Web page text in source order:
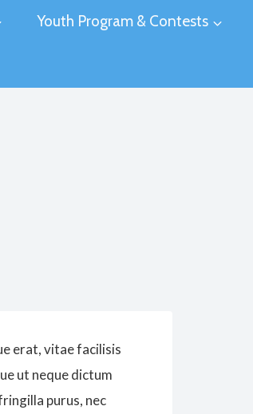
Youth Program & Contests
erat, vitae facilisis
ut neque dictum
purus, nec